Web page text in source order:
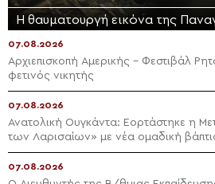
Η θαυματουργή εικόνα της
07.08.2026
Αρχιεπισκοπή Αμερικής – Φεστιβάλ
φετινός νικητής
07.08.2026
Ανατολική Ουγκάντα: Εορτάστηκε η
των Λαρισαίων» με νέα ομαδική
07.08.2026